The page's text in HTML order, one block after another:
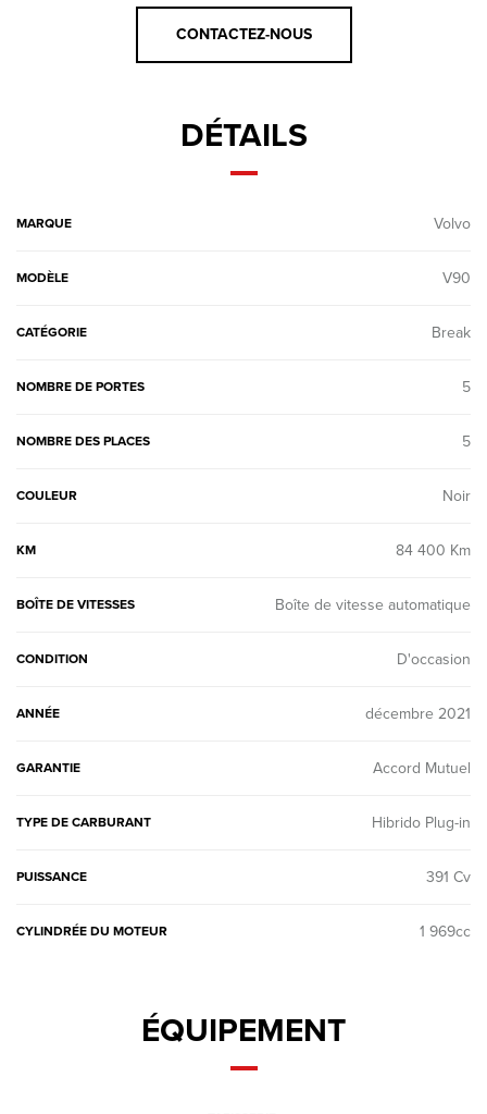
CONTACTEZ-NOUS
DÉTAILS
MARQUE Volvo
MODÈLE V90
CATÉGORIE Break
NOMBRE DE PORTES 5
NOMBRE DES PLACES 5
COULEUR Noir
KM 84 400 Km
BOÎTE DE VITESSES Boîte de vitesse automatique
CONDITION D'occasion
ANNÉE décembre 2021
GARANTIE Accord Mutuel
TYPE DE CARBURANT Hibrido Plug-in
PUISSANCE 391 Cv
CYLINDRÉE DU MOTEUR 1 969cc
ÉQUIPEMENT